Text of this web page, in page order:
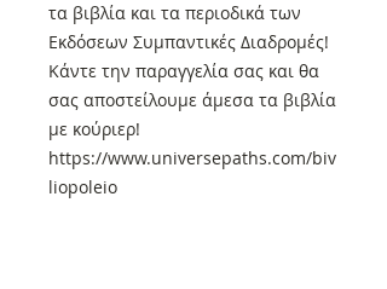
τα βιβλία και τα περιοδικά των
Εκδόσεων Συμπαντικές Διαδρομές!
Κάντε την παραγγελία σας και θα
σας αποστείλουμε άμεσα τα βιβλία
με κούριερ!
https://www.universepaths.com/biv
liopoleio